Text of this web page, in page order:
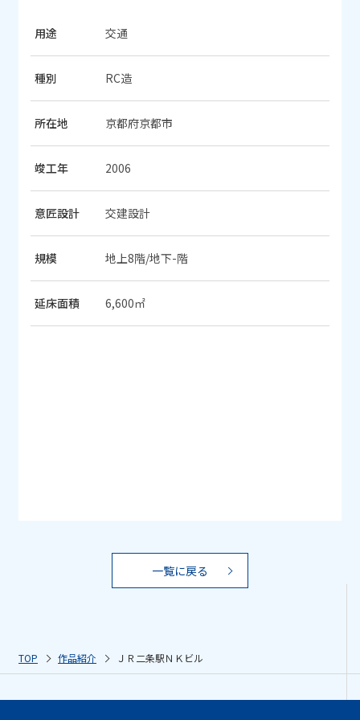
用途 交通
種別 RC造
所在地 京都府京都市
竣工年 2006
意匠設計 交建設計
規模 地上8階/地下-階
延床面積 6,600㎡
一覧に戻る
TOP 作品紹介 ＪＲ二条駅ＮＫビル